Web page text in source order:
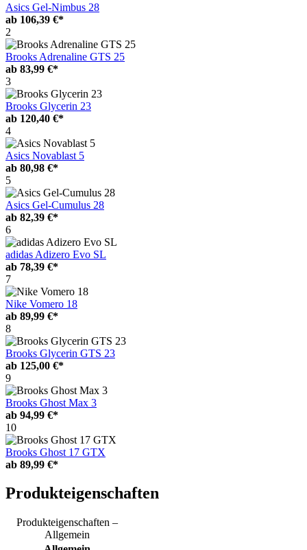
Asics Gel-Nimbus 28
ab 106,39 €*
2
Brooks Adrenaline GTS 25
ab 83,99 €*
3
Brooks Glycerin 23
ab 120,40 €*
4
Asics Novablast 5
ab 80,98 €*
5
Asics Gel-Cumulus 28
ab 82,39 €*
6
adidas Adizero Evo SL
ab 78,39 €*
7
Nike Vomero 18
ab 89,99 €*
8
Brooks Glycerin GTS 23
ab 125,00 €*
9
Brooks Ghost Max 3
ab 94,99 €*
10
Brooks Ghost 17 GTX
ab 89,99 €*
Produkteigenschaften
Produkteigenschaften –
Allgemein